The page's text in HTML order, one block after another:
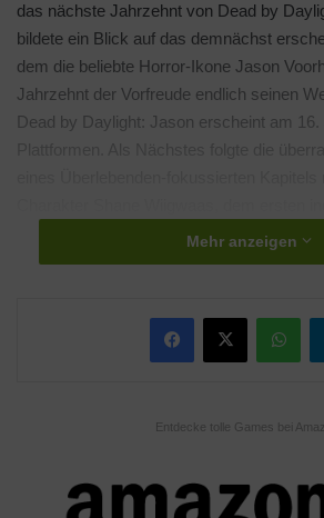
das nächste Jahrzehnt von Dead by
bildete ein Blick auf das demnächst
dem die beliebte Horror-Ikone Jason
Jahrzehnt der Vorfreude endlich seinen
Dead by Daylight: Jason erscheint am 16.
Überlebenden des Spiels. Dead by
kurz nach Jason und erscheint am 25.
Behaviour Interactive hat des Weiteren
umfangreiche grafische Modernisierung,
Mehr anzeigen
Entdecke tolle Games bei